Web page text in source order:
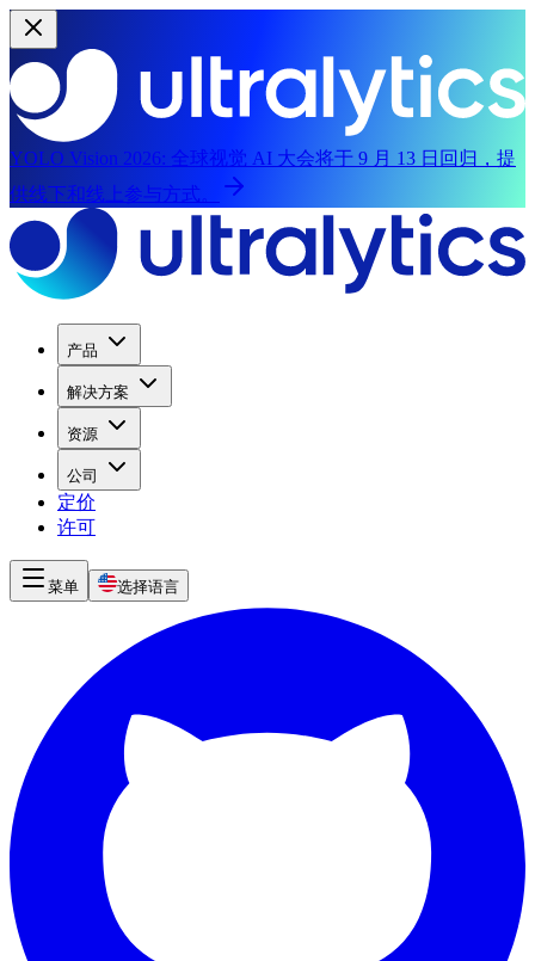
YOLO Vision 2026: 全球视觉 AI 大会将于 9 月 13 日回归，提
供线下和线上参与方式。
产品
解决方案
资源
公司
定价
许可
菜单 选择语言